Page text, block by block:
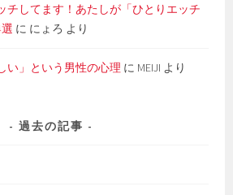
チしてます！あたしが「ひとりエッチ
に にょろ より
い」という男性の心理 に MEIJI より
過去の記事